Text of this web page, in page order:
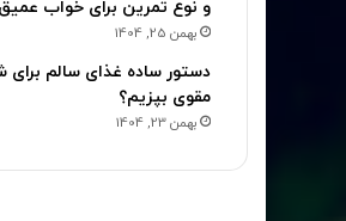
و نوع تمرین برای خواب
بهمن 25, 1404
دستور ساده غذای سالم
مقوی بپزیم؟
بهمن 23, 1404